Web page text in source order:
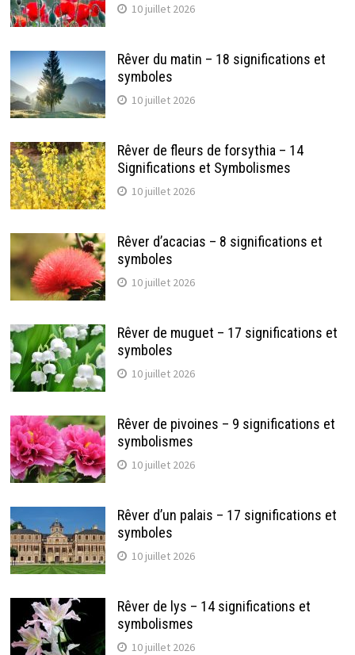
10 juillet 2026
Rêver du matin – 18 significations et
symboles
10 juillet 2026
Rêver de fleurs de forsythia – 14
Significations et Symbolismes
10 juillet 2026
Rêver d’acacias – 8 significations et
symboles
10 juillet 2026
Rêver de muguet – 17 significations et
symboles
10 juillet 2026
Rêver de pivoines – 9 significations et
symbolismes
10 juillet 2026
Rêver d’un palais – 17 significations et
symboles
10 juillet 2026
Rêver de lys – 14 significations et
symbolismes
10 juillet 2026